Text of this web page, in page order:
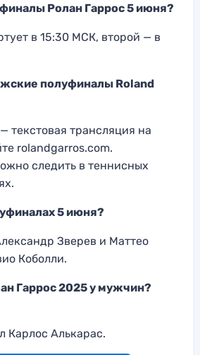
Ролан Гаррос 5 июня?
в 15:30 МСК, второй — в
полуфиналы Roland
текстовая трансляция на
rolandgarros.com.
следить в теннисных
5 июня?
Зверев и Маттео
Коболли.
Гаррос 2025 у мужчин?
Карлос Алькарас.